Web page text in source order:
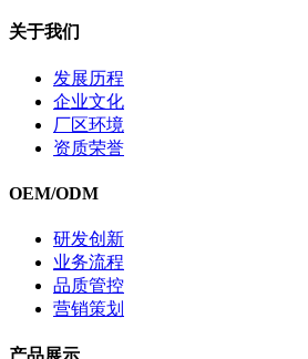
关于我们
发展历程
企业文化
厂区环境
资质荣誉
OEM/ODM
研发创新
业务流程
品质管控
营销策划
产品展示